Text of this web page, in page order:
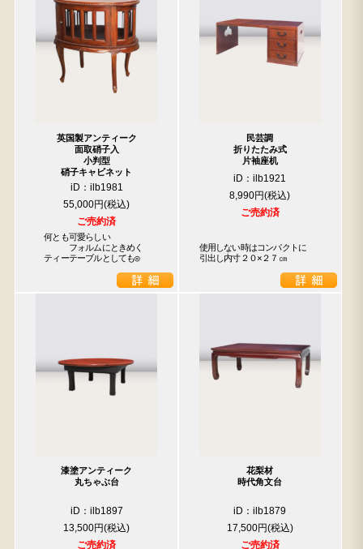
英国製アンティーク
面取硝子入
小判型
硝子キャビネット
iD：ilb1981
55,000円
ご売約済
何とも可愛らしい
フォルムにときめく
ティーテーブルとしても◎
民芸調
折りたたみ式
片袖座机
iD：ilb1921
8,990円
ご売約済
使用しない時はコンパクトに
引出し内寸２０×２７㎝
漆塗アンティーク
丸ちゃぶ台
iD：ilb1897
13,500円
ご売約済
花梨材
時代角文台
iD：ilb1879
17,500円
ご売約済